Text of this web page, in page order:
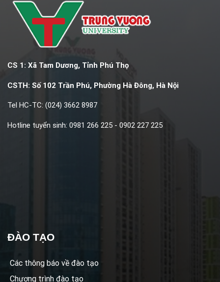
CS 1: Xã Tam Dương, Tỉnh Phú Thọ
CSTH: Số 102 Trần Phú, Phường Hà Đông, Hà Nội
Tel HC-TC: (024) 3662 8987
Hotline tuyển sinh: 0981 266 225 - 0902 227 225
ĐÀO TẠO
Các thông báo về đào tạo
Chương trình đào tạo